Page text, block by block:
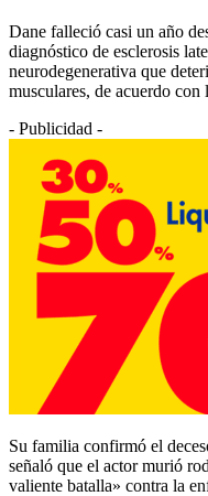
Dane falleció casi un año
diagnóstico de esclerosis
neurodegenerativa que
musculares, de acuerdo con
- Publicidad -
Su familia confirmó el
señaló que el actor murió
valiente batalla» contra la